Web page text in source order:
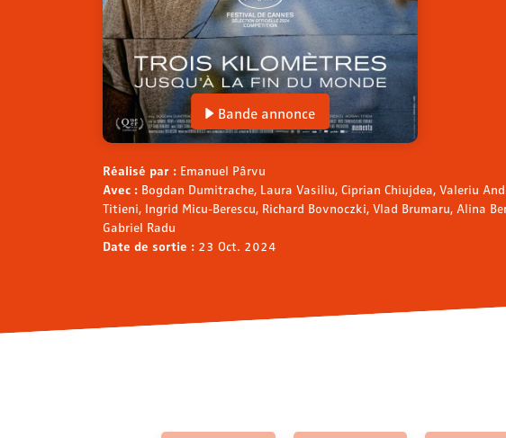
Bande annonce
Réalisé par : Emanuel Pârvu
Avec : Bogdan Dumitrache, Laura Vasiliu, Ciprian Chiujdea, Valeriu
Titieni, Ingrid Micu-Berescu, Richard Bovnoczki, Vlad Brumaru, Alina
Gabriel Radu
Date de sortie : 23 Oct. 2024